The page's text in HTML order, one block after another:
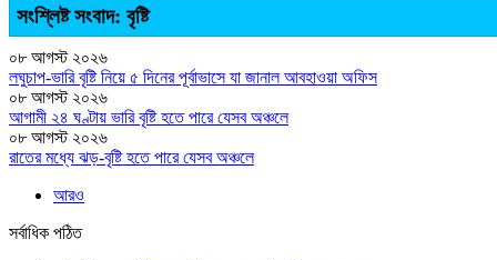
সংশ্লিষ্ট সংবাদ: বৃষ্টি
০৮ আগস্ট ২০২৬
লঘুচাপ-ভারি বৃষ্টি নিয়ে ৫ দিনের পূর্বাভাসে যা জানাল আবহাওয়া অফিস
০৮ আগস্ট ২০২৬
আগামী ২৪ ঘণ্টায় ভারি বৃষ্টি হতে পারে যেসব অঞ্চলে
০৮ আগস্ট ২০২৬
রাতের মধ্যে ঝড়-বৃষ্টি হতে পারে যেসব অঞ্চলে
আরও
সর্বাধিক পঠিত